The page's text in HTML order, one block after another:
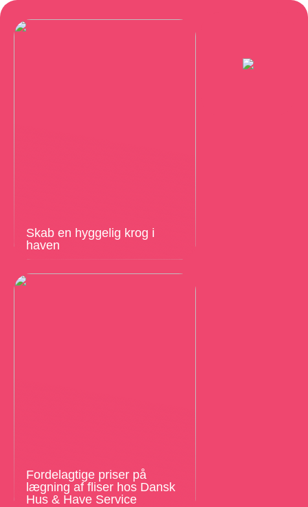
Skab en hyggelig krog i
haven
Fordelagtige priser på
lægning af fliser hos Dansk
Hus & Have Service